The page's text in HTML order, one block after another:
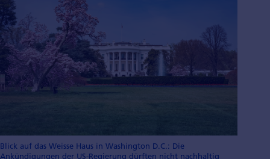
Blick auf das Weisse Haus in Washington D.C.: Die
Ankündigungen der US-Regierung dürften nicht nachhaltig